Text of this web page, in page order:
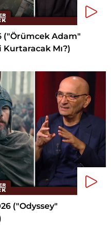
("Örümcek Adam"
Mı?)
("Odyssey"